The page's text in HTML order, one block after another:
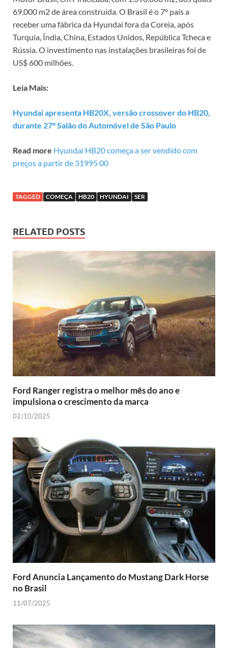
69.000 m2 de área construída. O Brasil é o 7º país a
receber uma fábrica da Hyundai fora da Coreia, após
Turquia, Índia, China, Estados Unidos, República Tcheca e
Rússia. O investimento nas instalações brasileiras foi de
US$ 600 milhões.
Leia Mais:
Hyundai apresenta HB20X, versão crossover do HB20,
durante 27º Salão do Automóvel de São Paulo
Read more Hyundai HB20 começa a ser vendido com
preços a partir de 31995 00
TAGGED COMEÇA HB20 HYUNDAI SER
RELATED POSTS
Ford Ranger registra o melhor mês do ano e
impulsiona o crescimento da marca
02/10/2025
Ford Anuncia Lançamento do Mustang Dark Horse
no Brasil
11/07/2025